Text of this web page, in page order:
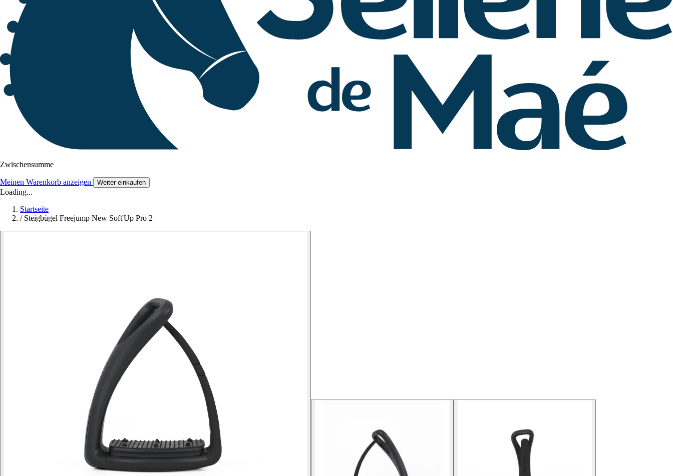
Zwischensumme
Meinen Warenkorb anzeigen Weiter einkaufen
Loading...
Startseite
/ Steigbügel Freejump New Soft'Up Pro 2